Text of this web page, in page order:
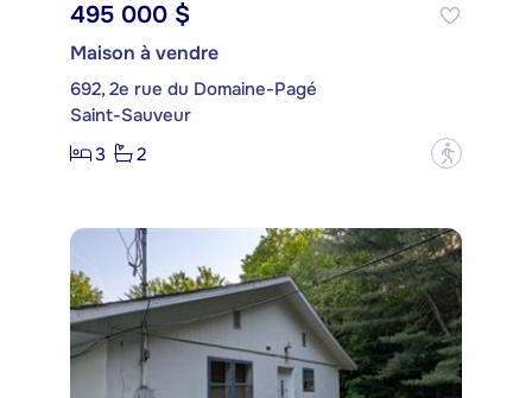
495 000 $
Maison à vendre
692, 2e rue du Domaine-Pagé
Saint-Sauveur
3
2 ?